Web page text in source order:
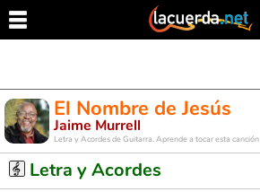
El Nombre de Jesús
Jaime Murrell
Letra y Acordes de Guitarra. Aprende a tocar esta canción
Letra y Acordes